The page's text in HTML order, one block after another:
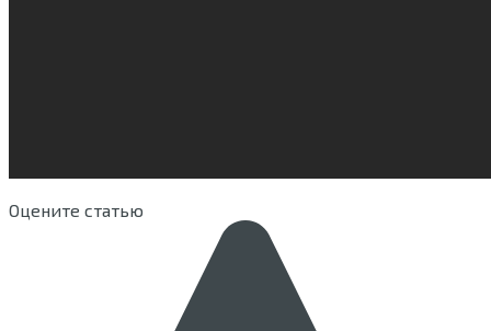
Оцените статью